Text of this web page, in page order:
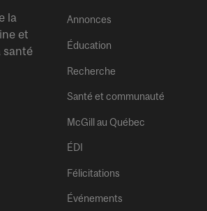
la
et
santé
Annonces
Éducation
Recherche
Santé et communauté
McGill au Québec
ÉDI
Félicitations
Événements